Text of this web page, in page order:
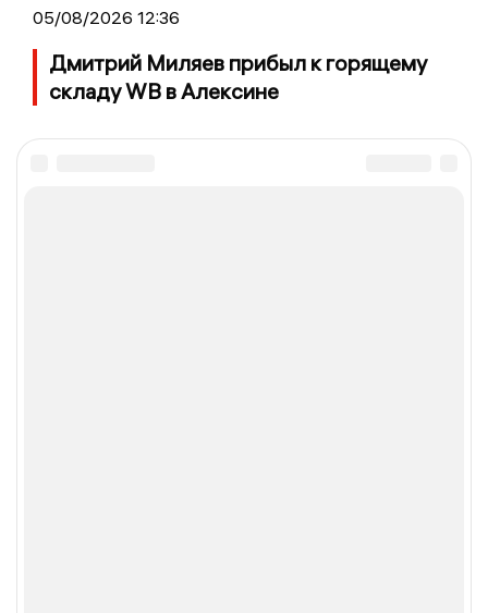
05/08/2026 12:36
Дмитрий Миляев прибыл к горящему
складу WB в Алексине